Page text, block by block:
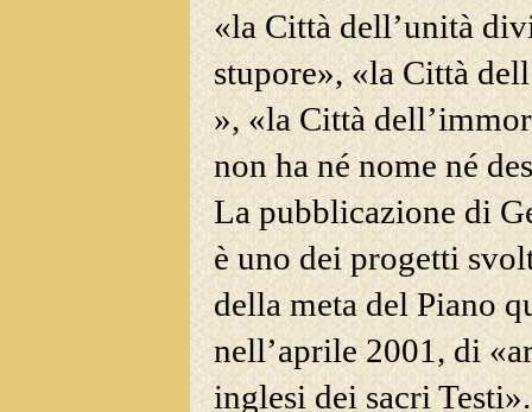
«la Città dell’unità
stupore», «la Città
», «la Città
non ha né nome né
La pubblicazione di
è uno dei progetti
della meta del Piano
nell’aprile 2001, di
inglesi dei sacri